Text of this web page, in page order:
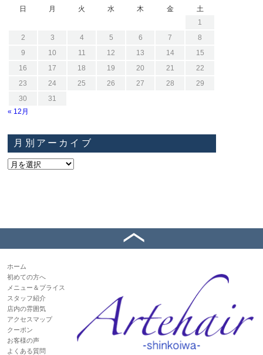
日 月 火 水 木 金
土
1
2
3 4 5 6 7
8
9
10 11 12 13 14
15
16
17 18 19 20 21
22
23
24 25 26 27 28
29
30
31
« 12月
月別アーカイブ
ホーム
初めての方へ
メニュー＆プライス
スタッフ紹介
店内の雰囲気
アクセスマップ
クーポン
お客様の声
よくある質問